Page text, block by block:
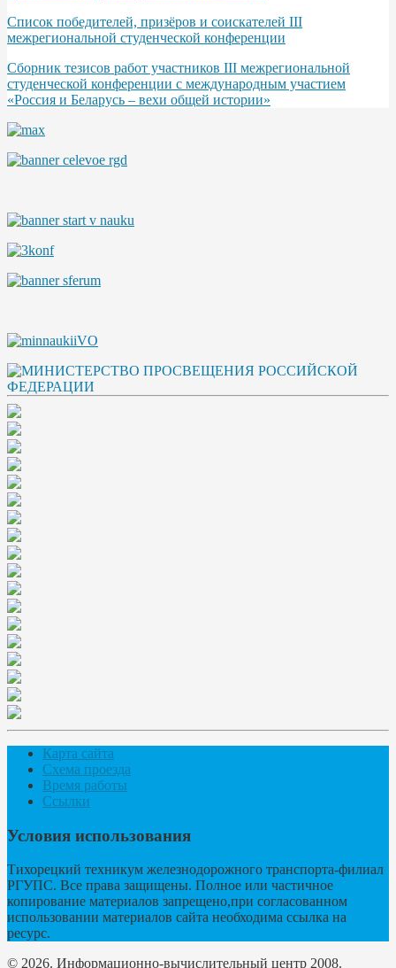
Список победителей, призёров и соискателей III
межрегиональной студенческой конференции
Сборник тезисов работ участников III межрегиональной
студенческой конференции с международным участием
«Россия и Беларусь – вехи общей истории»
Карта сайта
Схема проезда
Время работы
Ссылки
Условия использования
Тихорецкий техникум железнодорожного транспорта-филиал
РГУПС. Все права защищены. Полное или частичное
копирование материалов запрещено,при согласованном
использовании материалов сайта необходима ссылка на
ресурс.
© 2026. Информационно-вычислительный центр 2008.